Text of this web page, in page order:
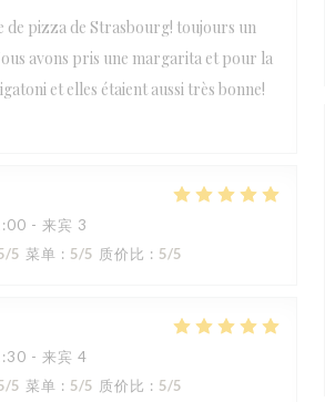
de pizza de Strasbourg! toujours un
avons pris une margarita et pour la
et elles étaient aussi très bonne!
- 来宾 3
/5 菜单 : 5/5 质价比 : 5/5
- 来宾 4
/5 菜单 : 5/5 质价比 : 5/5